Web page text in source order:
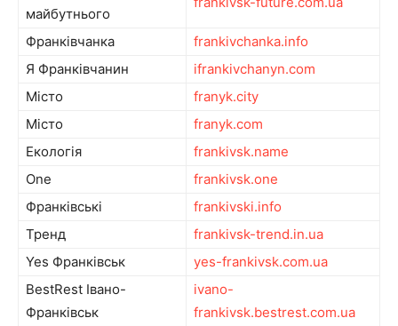
майбутнього
Франківчанка
frankivchanka.info
Я Франківчанин
ifrankivchanyn.com
Місто
franyk.city
Місто
franyk.com
Екологія
frankivsk.name
One
frankivsk.one
Франківські
frankivski.info
Тренд
frankivsk-trend.in.ua
Yes Франківськ
yes-frankivsk.com.ua
BestRest Івано-
Франківськ
ivano-
frankivsk.bestrest.com.ua